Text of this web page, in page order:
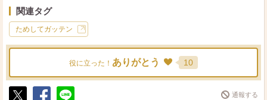
ッシュ的に。
（商品名はあくまで使用した一例ですので）
3週間続けて、見事この乾燥注意報が止まらない日々に、
ふっくら乾燥毛穴の無い頬をゲット。
鼻の黒ずみがずっと悩みだったんですが、今までで一番、
きれいかも。
関連タグ
ためしてガッテン
役に立った！ ありがとう 10
通報する